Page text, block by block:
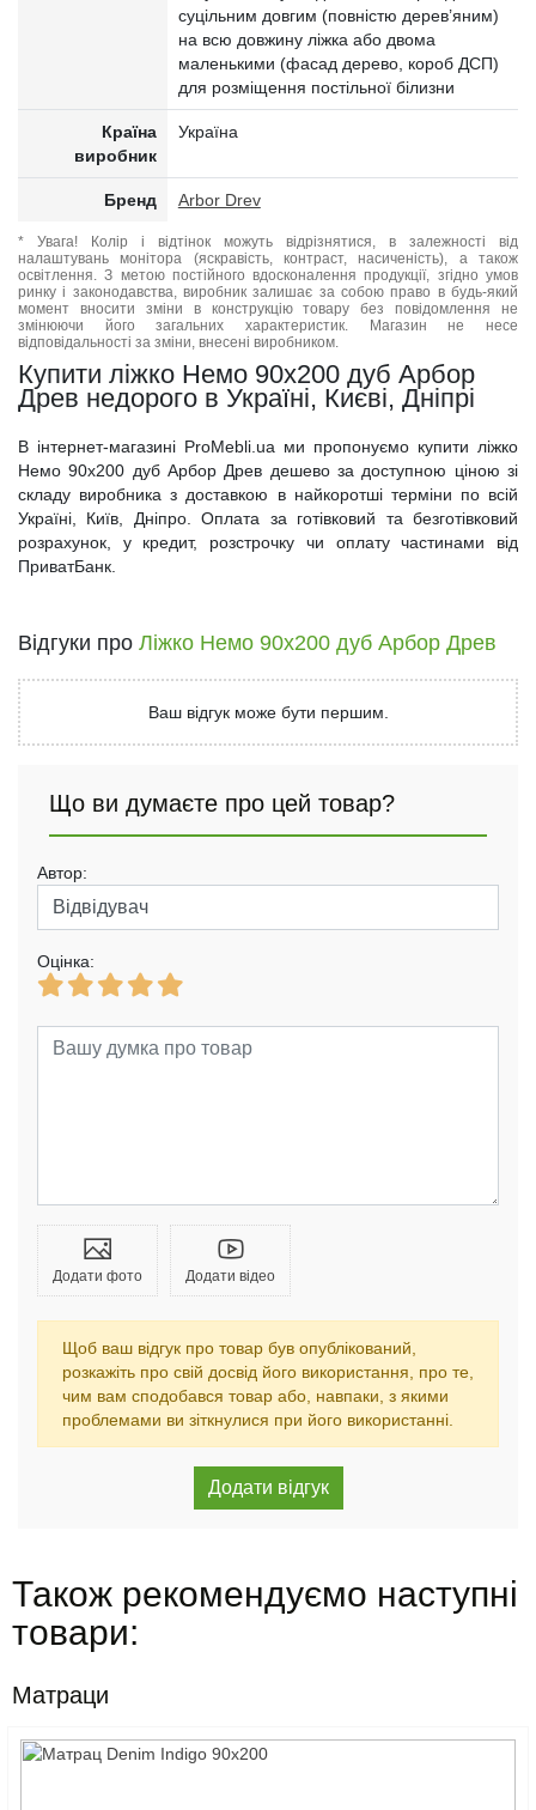
суцільним довгим (повністю дерев’яним)
на всю довжину ліжка або двома
маленькими (фасад дерево, короб ДСП)
для розміщення постільної білизни
Країна
виробник
Україна
Бренд Arbor Drev
* Увага! Колір і відтінок можуть відрізнятися, в залежності від
налаштувань монітора (яскравість, контраст, насиченість), а також
освітлення. З метою постійного вдосконалення продукції, згідно умов
ринку і законодавства, виробник залишає за собою право в будь-який
момент вносити зміни в конструкцію товару без повідомлення не
змінюючи його загальних характеристик. Магазин не несе
відповідальності за зміни, внесені виробником.
Купити ліжко Немо 90x200 дуб Арбор
Древ недорого в Україні, Києві, Дніпрі
В інтернет-магазині ProMebli.ua ми пропонуємо купити ліжко
Немо 90x200 дуб Арбор Древ дешево за доступною ціною зі
складу виробника з доставкою в найкоротші терміни по всій
Україні, Київ, Дніпро. Оплата за готівковий та безготівковий
розрахунок, у кредит, розстрочку чи оплату частинами від
ПриватБанк.
Відгуки про Ліжко Немо 90x200 дуб Арбор Древ
Ваш відгук може бути першим.
Що ви думаєте про цей товар?
Автор:
Оцінка:
Додати фото Додати відео
Щоб ваш відгук про товар був опублікований,
розкажіть про свій досвід його використання, про те,
чим вам сподобався товар або, навпаки, з якими
проблемами ви зіткнулися при його використанні.
Також рекомендуємо наступні
товари:
Матраци